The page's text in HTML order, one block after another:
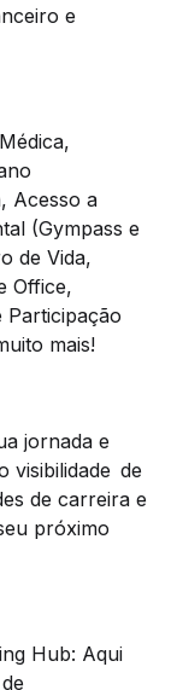
e
Acesso a
(Gympass e
de Vida,
Office,
Participação
mais!
jornada e
visibilidade de
de carreira e
próximo
Hub: Aqui